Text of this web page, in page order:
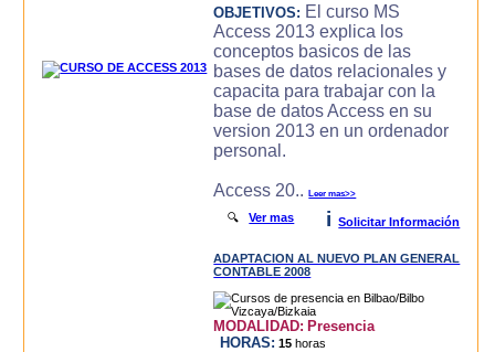
OBJETIVOS: El curso MS
Access 2013 explica los
conceptos basicos de las
bases de datos relacionales y
capacita para trabajar con la
base de datos Access en su
version 2013 en un ordenador
personal.
Access 20..Leer mas>>
🔍Ver mas i Solicitar Información
ADAPTACION AL NUEVO PLAN GENERAL
CONTABLE 2008
MODALIDAD: Presencia
HORAS: 15 horas